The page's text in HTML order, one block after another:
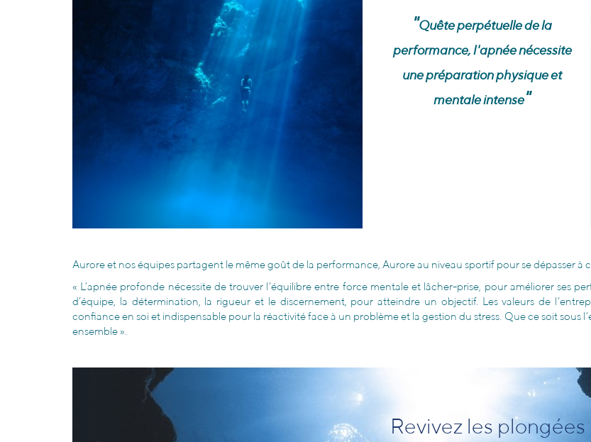
"Quête perpétuelle de la
performance, l'apnée nécessite
une préparation physique et
mentale intense"
Aurore et nos équipes partagent le même goût de la performance, Aurore au niveau sportif pour se dépasser à
« L’apnée profonde nécessite de trouver l’équilibre entre force mentale et lâcher-prise, pour améliorer ses
d’équipe, la détermination, la rigueur et le discernement, pour atteindre un objectif. Les valeurs de
confiance en soi et indispensable pour la réactivité face à un problème et la gestion du stress. Que ce soit sous
ensemble ».
Revivez les plongées